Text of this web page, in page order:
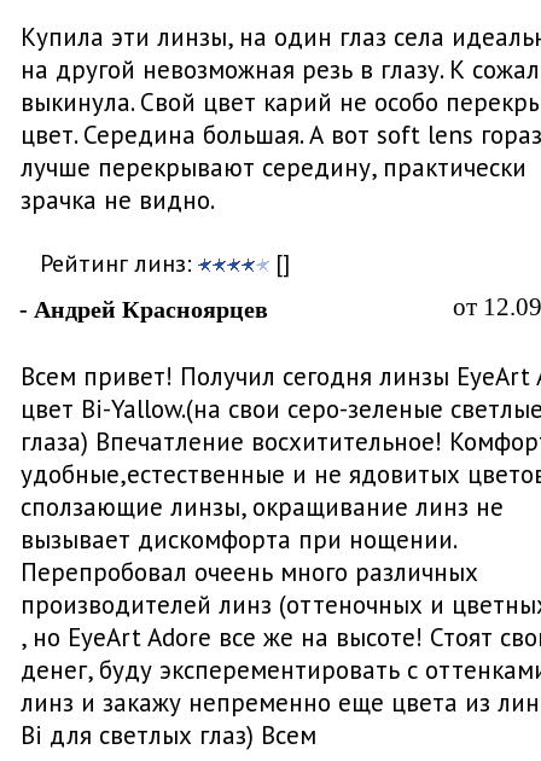
Купила эти линзы, на один глаз села
на другой невозможная резь в глазу. К
выкинула. Свой цвет карий не особо
цвет. Середина большая. А вот soft lens
лучше перекрывают середину, практически
зрачка не видно.
Рейтинг линз: []
- Андрей Красноярцев от
Всем привет! Получил сегодня линзы EyeArt
цвет Bi-Yallow.(на свои серо-зеленые
глаза) Впечатление восхитительное!
удобные,естественные и не ядовитых
сползающие линзы, окращивание линз не
вызывает дискомфорта при нощении.
Перепробовал очеень много различных
производителей линз (оттеночных и
, но EyeArt Adore все же на высоте! Стоят
денег, буду эксперементировать с
линз и закажу непременно еще цвета из
Bi для светлых глаз) Всем